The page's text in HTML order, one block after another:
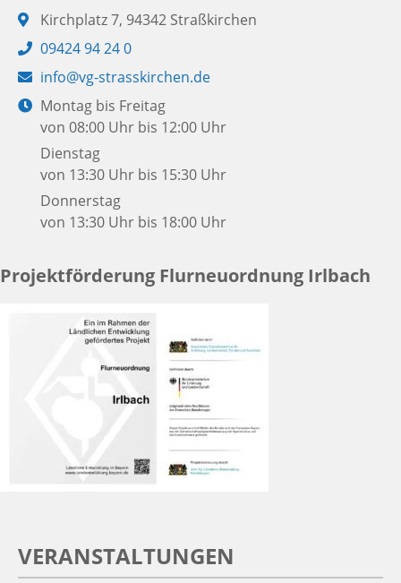
Adresse:
Kirchplatz 7, 94342 Straßkirchen
Telefon:
09424 94 24 0
E-
Mail:
info@vg-strasskirchen.de
Öffnungszeiten:
Montag bis Freitag
von 08:00 Uhr bis 12:00 Uhr
Dienstag
von 13:30 Uhr bis 15:30 Uhr
Donnerstag
von 13:30 Uhr bis 18:00 Uhr
Projektförderung Flurneuordnung Irlbach
VERANSTALTUNGEN